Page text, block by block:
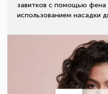
завитков с помощью
использованием насадки